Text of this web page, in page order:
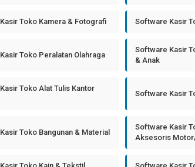
Toko Kamera & Fotografi Software Kasir
Toko Peralatan Olahraga
Software Kasir
& Anak
Toko Alat Tulis Kantor
Software Kasir
Toko Bangunan & Material
Software Kasir
Aksesoris